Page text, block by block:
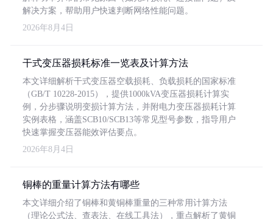
解决方案，帮助用户快速判断网络性能问题。
2026年8月4日
干式变压器损耗标准一览表及计算方法
本文详细解析干式变压器空载损耗、负载损耗的国家标准
（GB/T 10228-2015），提供1000kVA变压器损耗计算实
例，分步骤说明变损计算方法，并附电力变压器损耗计算
实例表格，涵盖SCB10/SCB13等常见型号参数，指导用户
快速掌握变压器能效评估要点。
2026年8月4日
铜棒的重量计算方法有哪些
本文详细介绍了铜棒和黄铜棒重量的三种常用计算方法
（理论公式法、查表法、在线工具法），重点解析了黄铜